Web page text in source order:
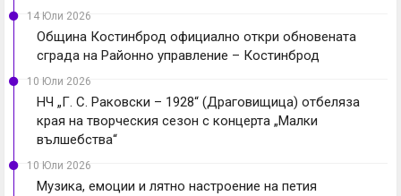
14 Юли 2026
Община Костинброд официално откри обновената
сграда на Районно управление – Костинброд
10 Юли 2026
НЧ „Г. С. Раковски – 1928“ (Драговищица) отбеляза
края на творческия сезон с концерта „Малки
вълшебства“
10 Юли 2026
Музика, емоции и лятно настроение на петия